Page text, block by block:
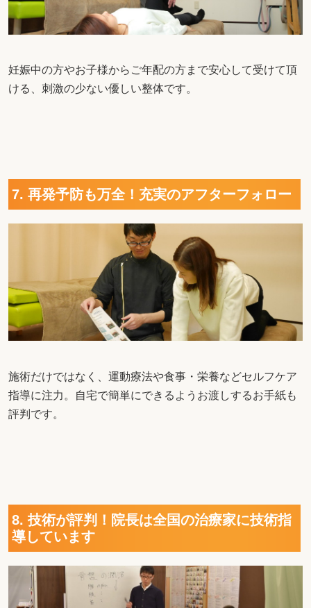
妊娠中の方やお子様からご年配の方まで安心して受けて頂
ける、刺激の少ない優しい整体です。
7. 再発予防も万全！充実のアフターフォロー
施術だけではなく、運動療法や食事・栄養などセルフケア
指導に注力。自宅で簡単にできるようお渡しするお手紙も
評判です。
8. 技術が評判！院長は全国の治療家に技術指
導しています